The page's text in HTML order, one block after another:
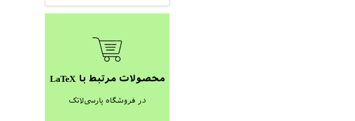
محصولات مرتبط با LaTeX
در فروشگاه پارسی‌لاتک